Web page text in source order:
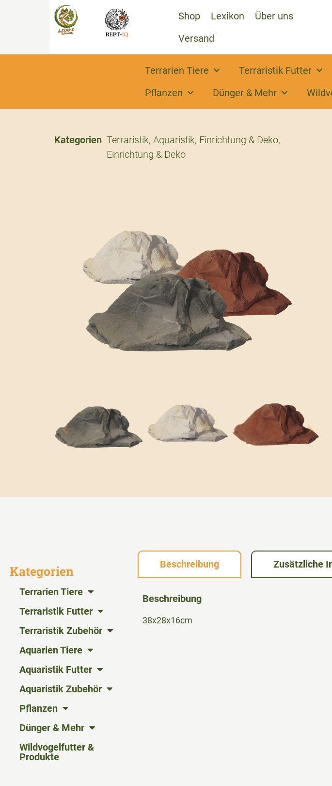
Shop Lexikon
Über uns
Versand
Terrarien Tiere Terraristik Futter
Pflanzen
Dünger & Mehr
Kategorien Terraristik, Aquaristik, Einrichtung & Deko,
Einrichtung & Deko
Kategorien
Terrarien Tiere
Terraristik Futter
Terraristik Zubehör
Aquarien Tiere
Aquaristik Futter
Aquaristik Zubehör
Pflanzen
Dünger & Mehr
Wildvogelfutter &
Produkte
Beschreibung Zusätzliche
Beschreibung
38x28x16cm